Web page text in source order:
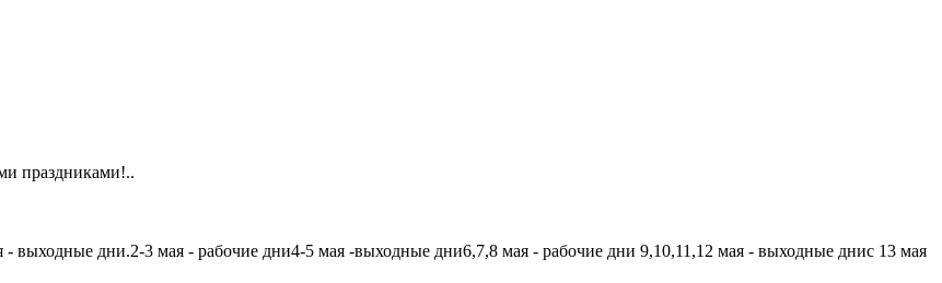
праздниками!..
выходные дни.2-3 мая - рабочие дни4-5 мая -выходные дни6,7,8 мая - рабочие дни 9,10,11,12 мая - выходные днис 13 мая